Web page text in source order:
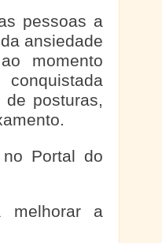
pessoas a
ansiedade
momento
posturas,
Portal do
melhorar a